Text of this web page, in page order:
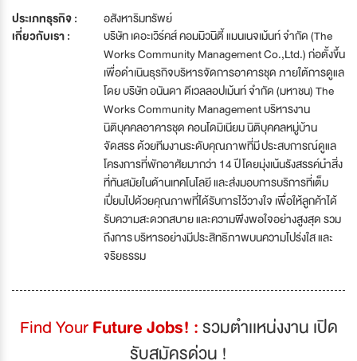
ประเภทธุรกิจ :
อสังหาริมทรัพย์
เกี่ยวกับเรา :
บริษัท เดอะเวิร์คส์ คอมมิวนิตี้ แมนเนจเม้นท์ จำกัด (The
Works Community Management Co.,Ltd.) ก่อตั้งขึ้น
เพื่อดำเนินธุรกิจบริหารจัดการอาคารชุด ภายใต้การดูแล
โดย บริษัท อนันดา ดีเวลลอปเม้นท์ จำกัด (มหาชน) The
Works Community Management บริหารงาน
นิติบุคคลอาคารชุด คอนโดมิเนียม นิติบุคคลหมู่บ้าน
จัดสรร ด้วยทีมงานระดับคุณภาพที่มี ประสบการณ์ดูแล
โครงการที่พักอาศัยมากว่า 14 ปี โดยมุ่งเน้นรังสรรค์นำสิ่ง
ที่ทันสมัยในด้านเทคโนโลยี และส่งมอบการบริการที่เต็ม
เปี่ยมไปด้วยคุณภาพที่ได้รับการไว้วางใจ เพื่อให้ลูกค้าได้
รับความสะดวกสบาย และความพึงพอใจอย่างสูงสุด รวม
ถึงการ บริหารอย่างมีประสิทธิภาพบนความโปร่งใส และ
จริยธรรม
Find YourFuture Jobs! :รวมตำเเหน่งงาน เปิด
รับสมัครด่วน !